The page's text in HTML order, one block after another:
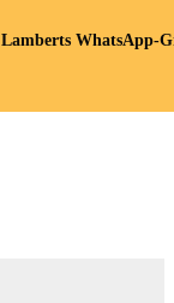
Lamberts WhatsApp-